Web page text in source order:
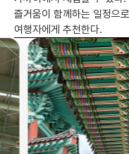
즐거움이 함께하는 일정으
여행자에게 추천한다.